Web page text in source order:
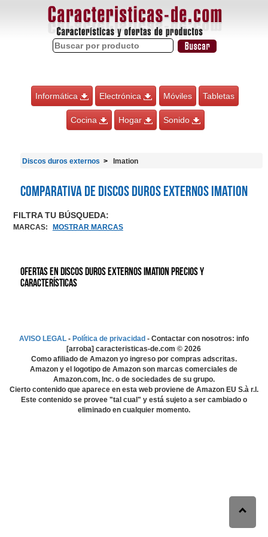
Informática Electrónica Móviles Tabletas
Cocina Hogar Sonido
Discos duros externos Imation
Comparativa de Discos duros externos Imation
FILTRA TU BÚSQUEDA:
MARCAS: MOSTRAR MARCAS
Ofertas en Discos duros externos Imation precios y
características
AVISO LEGAL- Política de privacidad - Contactar con nosotros: info
[arroba] caracteristicas-de.com ©2026
Como afiliado de Amazon yo ingreso por compras adscritas.
Amazon y el logotipo de Amazon son marcas comerciales de
Amazon.com, Inc. o de sociedades de su grupo.
Cierto contenido que aparece en esta web proviene de Amazon EU S.à r.l.
Este contenido se provee "tal cual" y está sujeto a ser cambiado o
eliminado en cualquier momento.